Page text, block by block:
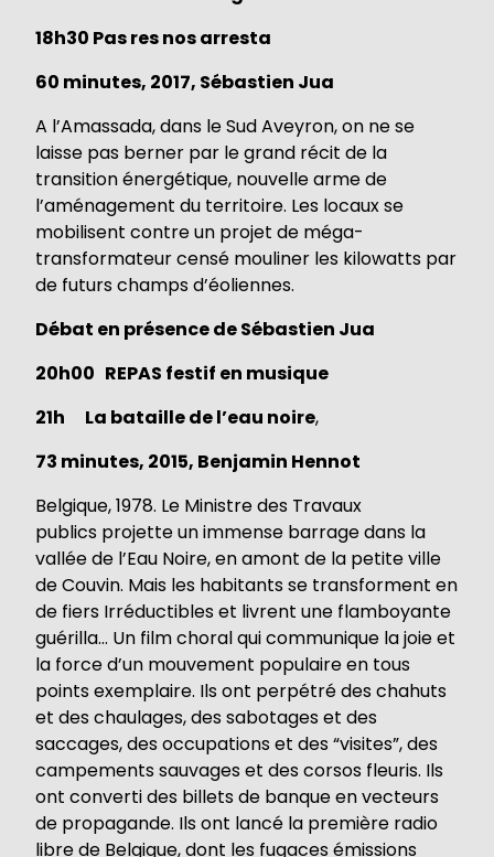
18h30 Pas res nos arresta
60 minutes, 2017, Sébastien Jua
A l’Amassada, dans le Sud Aveyron, on ne se
laisse pas berner par le grand récit de la
transition énergétique, nouvelle arme de
l’aménagement du territoire. Les locaux se
mobilisent contre un projet de méga-
transformateur censé mouliner les kilowatts par
de futurs champs d’éoliennes.
Débat en présence de Sébastien Jua
20h00 REPAS festif en musique
21h La bataille de l’eau noire,
73 minutes, 2015, Benjamin Hennot
Belgique, 1978. Le Ministre des Travaux
publics projette un immense barrage dans la
vallée de l’Eau Noire, en amont de la petite ville
de Couvin. Mais les habitants se transforment en
de fiers Irréductibles et livrent une flamboyante
guérilla… Un film choral qui communique la joie et
la force d’un mouvement populaire en tous
points exemplaire. Ils ont perpétré des chahuts
et des chaulages, des sabotages et des
saccages, des occupations et des “visites”, des
campements sauvages et des corsos fleuris. Ils
ont converti des billets de banque en vecteurs
de propagande. Ils ont lancé la première radio
libre de Belgique, dont les fugaces émissions